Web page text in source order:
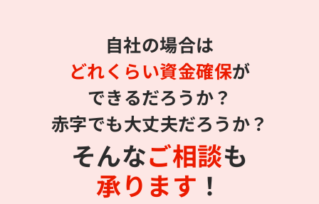
自社の場合は
どれくらい資金確保が
できるだろうか？
赤字でも大丈夫だろうか？
そんなご相談も
承ります ！